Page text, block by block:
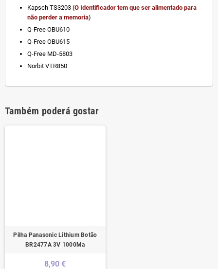
Kapsch TS3203 (O Identificador tem que ser alimentado para
não perder a memoria)
Q-Free OBU610
Q-Free OBU615
Q-Free MD-5803
Norbit VTR850
Também poderá gostar
Pilha Panasonic Lithium Botão
BR2477A 3V 1000Ma
8,90 €